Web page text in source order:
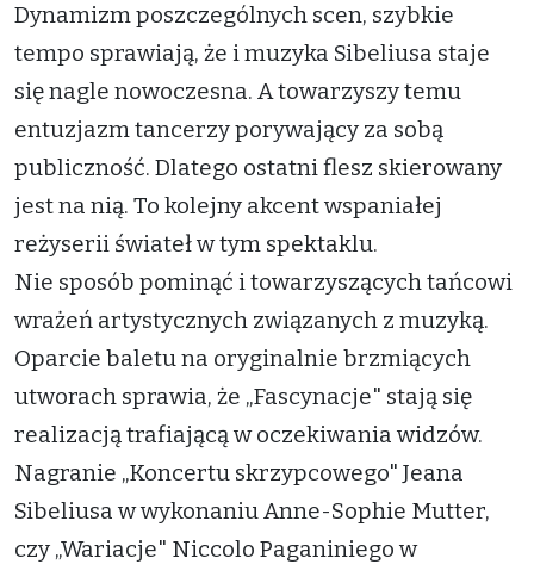
Dynamizm poszczególnych scen, szybkie
tempo sprawiają, że i muzyka Sibeliusa staje
się nagle nowoczesna. A towarzyszy temu
entuzjazm tancerzy porywający za sobą
publiczność. Dlatego ostatni flesz skierowany
jest na nią. To kolejny akcent wspaniałej
reżyserii świateł w tym spektaklu.
Nie sposób pominąć i towarzyszących tańcowi
wrażeń artystycznych związanych z muzyką.
Oparcie baletu na oryginalnie brzmiących
utworach sprawia, że „Fascynacje" stają się
realizacją trafiającą w oczekiwania widzów.
Nagranie „Koncertu skrzypcowego" Jeana
Sibeliusa w wykonaniu Anne-Sophie Mutter,
czy „Wariacje" Niccolo Paganiniego w